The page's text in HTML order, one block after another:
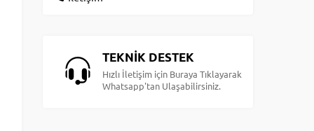
TEKNİK DESTEK
Hızlı İletişim için Buraya Tıklayarak
Whatsapp'tan Ulaşabilirsiniz.